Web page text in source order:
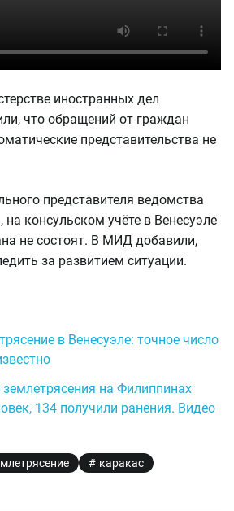
иностранных дел
что обращений от граждан
представительства не
представителя ведомства
консульском учёте в Венесуэле
не состоят. В МИД добавили,
за развитием ситуации.
в Венесуэле: точное число
на Филиппинах
134 получили ранения. Видео
каракас